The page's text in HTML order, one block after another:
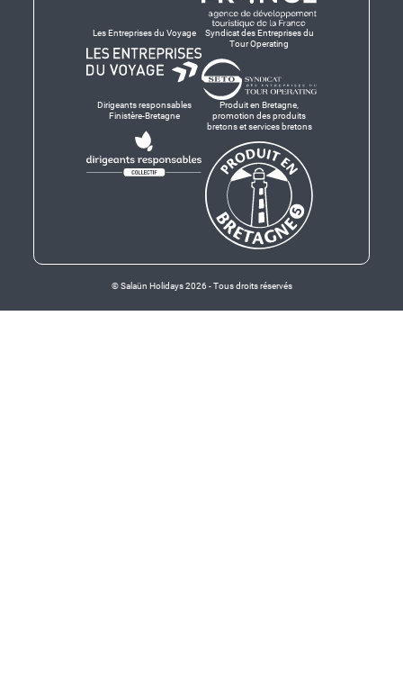
Les Entreprises du Voyage
Syndicat des Entreprises du
Tour Operating
Dirigeants responsables
Finistère-Bretagne
Produit en Bretagne,
promotion des produits
bretons et services bretons
© Salaün Holidays 2026 - Tous droits réservés